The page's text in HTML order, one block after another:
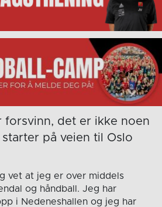
forsvinn, det er ikke noen
på veien til Oslo
vet at jeg er over middels
og håndball. Jeg har
i Nedeneshallen og jeg har